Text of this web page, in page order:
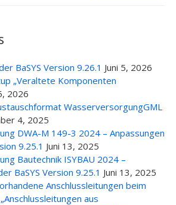
BaSYS Version 9.26.1 Juni 5, 2026
„Veraltete Komponenten
2026
WasserversorgungGML
4, 2025
DWA-M 149-3 2024 – Anpassungen
9.25.1 Juni 13, 2025
Bautechnik ISYBAU 2024 –
BaSYS Version 9.25.1 Juni 13, 2025
Anschlussleitungen beim
aus